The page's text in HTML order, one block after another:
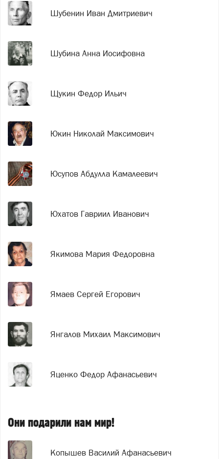
Шубенин Иван Дмитриевич
Шубина Анна Иосифовна
Щукин Федор Ильич
Юкин Николай Максимович
Юсупов Абдулла Камалеевич
Юхатов Гавриил Иванович
Якимова Мария Федоровна
Ямаев Сергей Егорович
Янгалов Михаил Максимович
Яценко Федор Афанасьевич
Они подарили нам мир!
Копышев Василий Афанасьевич